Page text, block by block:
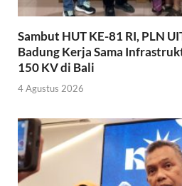
Sambut HUT KE-81 RI, PLN
Badung Kerja Sama
150 KV di Bali
4 Agustus 2026